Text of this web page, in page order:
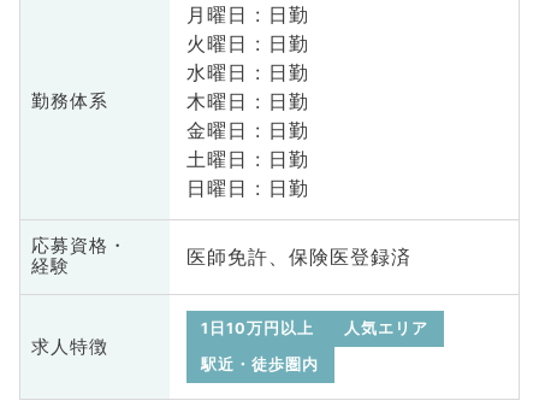
勤務体系
月曜日 : 日勤
火曜日 : 日勤
水曜日 : 日勤
木曜日 : 日勤
金曜日 : 日勤
土曜日 : 日勤
日曜日 : 日勤
応募資格・
経験
医師免許、保険医登録済
求人特徴
1日10万円以上
人気エリア
駅近・徒歩圏内